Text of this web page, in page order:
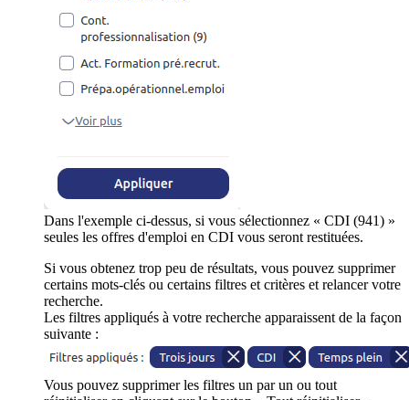
Dans l'exemple ci-dessus, si vous sélectionnez « CDI (941) »
seules les offres d'emploi en CDI vous seront restituées.
Si vous obtenez trop peu de résultats, vous pouvez supprimer
certains mots-clés ou certains filtres et critères et relancer votre
recherche.
Les filtres appliqués à votre recherche apparaissent de la façon
suivante :
Vous pouvez supprimer les filtres un par un ou tout